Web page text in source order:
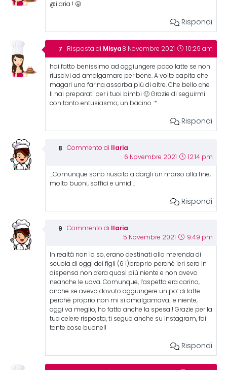
@ilaria ! 😛
Rispondi
Risposta di Misya 8 Novembre 2021 10:29 am
hai fatto benissimo ad aggiungere poco latte se non
riuscivi ad amalgamare per bene. A volte capita che
magari una farina assorba più di altre. Che bello che
li hai preparati per i tuoi bimbi 🙂 Grazie di seguirmi
con tanto entusiasmo, un bacino :*
Rispondi
Commento di Ilaria
6 Novembre 2021 12:14 pm
…Comunque sono riuscita a dargli un morso alla fine,
molto buoni, soffici e umidi..
Rispondi
Commento di Ilaria
5 Novembre 2021 9:49 pm
In realtà non lo so, erano destinati alla merenda di
scuola di oggi dei figli (6 !)proprio perché ieri sera in
dispensa non c’era quasi più niente e non avevo
neanche le uova. Comunque, l’aspetto era carino,
anche se avevo dovuto aggiungere un po’ di latte
perché proprio non mi si amalgamava.. e niente,
oggi va meglio, ho fatto anche la spesa!! Grazie per la
tua celere risposta, ti seguo anche su Instagram, fai
tante cose buone!!
Rispondi